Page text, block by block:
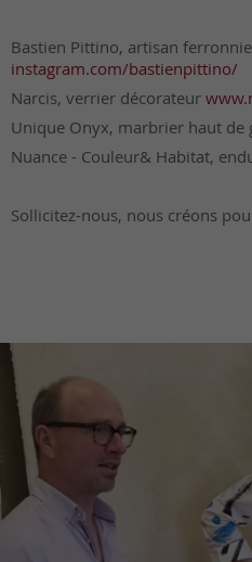
Bastien Pittino, artisan
instagram.com/bastienpittino/
Narcis, verrier décorateur
Unique Onyx, marbrier haut de
Nuance - Couleur& Habitat,
Sollicitez-nous, nous créons